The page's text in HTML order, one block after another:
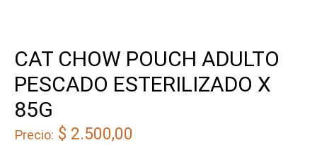
CAT CHOW POUCH ADULTO
PESCADO ESTERILIZADO X
85G
Precio: $ 2.500,00